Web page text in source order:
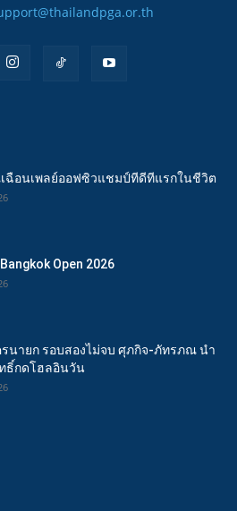
ฉือนเพลย์ออฟซิวแชมป์ทีดีทีแรกในชีวิต
Open 2026
นายก รอบสองไม่จบ ศุภกิจ-ภัทรภณ นำ
ธิ์กดโฮลอินวัน